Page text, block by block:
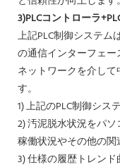
3)PLCコントローラ
上記PLC制御システム
の通信インターフェー
ネットワークを介し
す。
1) 上記のPLC制御シス
2) 汚泥脱水状況をパ
稼働状況やその他の関
3) 仕様の履歴トレンド